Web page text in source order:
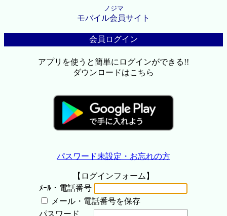
ノジマ
モバイル会員サイト
会員ログイン
アプリを使うと簡単にログインができる!!
ダウンロードはこちら
パスワード未設定・お忘れの方
【ログインフォーム】
ﾒｰﾙ・電話番号
メール・電話番号を保存
パスワード